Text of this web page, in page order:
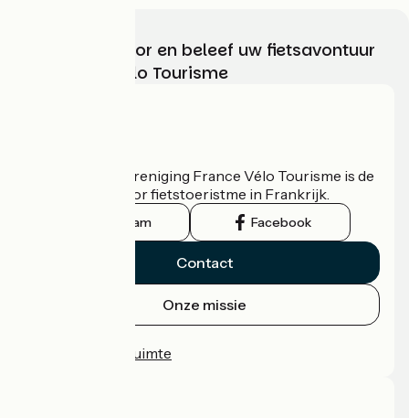
Kies, bereid voor en beleef uw fietsavontuur
met France Vélo Tourisme
De nationale vereniging France Vélo Tourisme is de
officiële gids voor fietstoeristme in Frankrijk.
Instagram Facebook
Contact
Onze missie
Professionele ruimte